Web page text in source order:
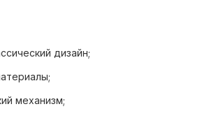
дизайн;
механизм;
мелодия;